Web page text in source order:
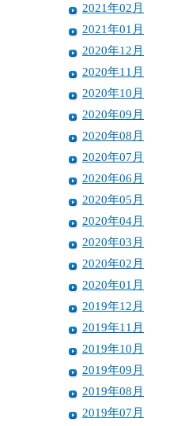
2021年02月
2021年01月
2020年12月
2020年11月
2020年10月
2020年09月
2020年08月
2020年07月
2020年06月
2020年05月
2020年04月
2020年03月
2020年02月
2020年01月
2019年12月
2019年11月
2019年10月
2019年09月
2019年08月
2019年07月